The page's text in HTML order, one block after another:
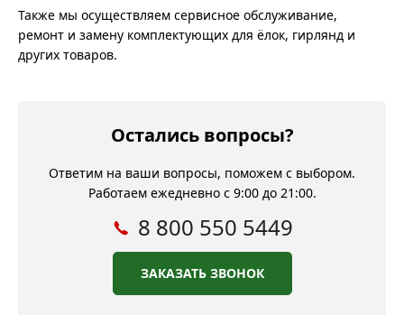
Также мы осуществляем сервисное обслуживание,
ремонт и замену комплектующих для ёлок, гирлянд и
других товаров.
Остались вопросы?
Ответим на ваши вопросы, поможем с выбором.
Работаем ежедневно с 9:00 до 21:00.
8 800 550 5449
ЗАКАЗАТЬ ЗВОНОК